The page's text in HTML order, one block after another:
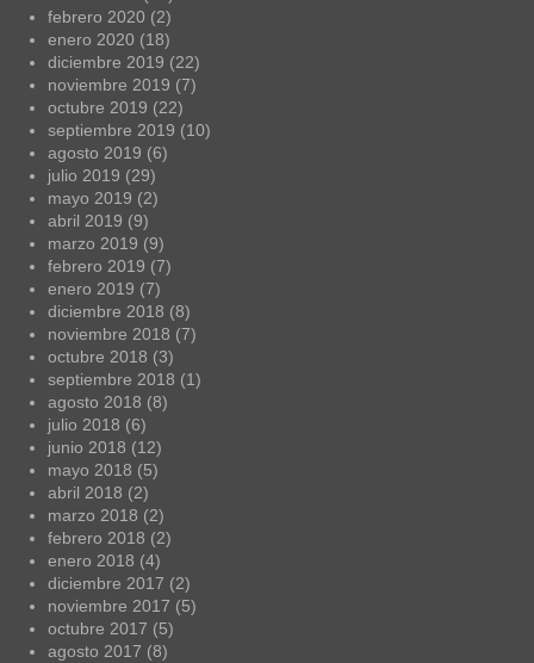
febrero 2020 (2)
enero 2020 (18)
diciembre 2019 (22)
noviembre 2019 (7)
octubre 2019 (22)
septiembre 2019 (10)
agosto 2019 (6)
julio 2019 (29)
mayo 2019 (2)
abril 2019 (9)
marzo 2019 (9)
febrero 2019 (7)
enero 2019 (7)
diciembre 2018 (8)
noviembre 2018 (7)
octubre 2018 (3)
septiembre 2018 (1)
agosto 2018 (8)
julio 2018 (6)
junio 2018 (12)
mayo 2018 (5)
abril 2018 (2)
marzo 2018 (2)
febrero 2018 (2)
enero 2018 (4)
diciembre 2017 (2)
noviembre 2017 (5)
octubre 2017 (5)
agosto 2017 (8)